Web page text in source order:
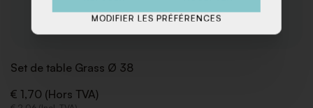
Set de table Grass Ø 38
€ 1,70 (Hors TVA)
MODIFIER LES PRÉFÉRENCES